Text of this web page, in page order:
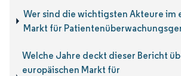
Wer sind die wichtigsten Akteure im
Markt für
Welche Jahre deckt dieser Bericht
europäischen Markt für